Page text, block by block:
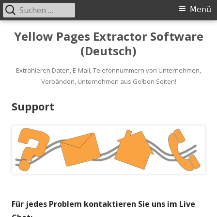
SpringeYellow Pages Extractor Software
(Deutsch)
Extrahieren Daten, E-Mail, Telefonnummern von Unternehmen,
Verbänden, Unternehmen aus Gelben Seiten!
Primäres
Menü
Menü
Suche
nach:
Support
Für jedes Problem kontaktieren Sie uns im Live